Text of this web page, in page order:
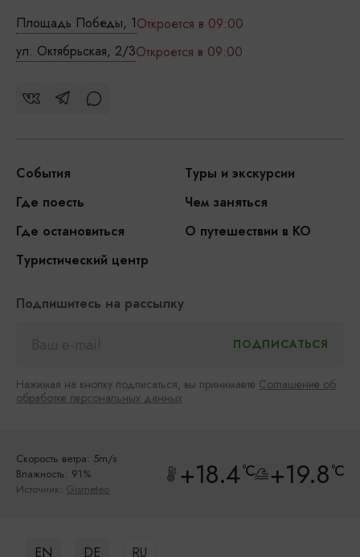
Площадь Победы, 1Откроется в 09:00
ул. Октябрьская, 2/3Откроется в 09:00
События
Туры и экскурсии
Где поесть
Чем заняться
Где остановиться
О путешествии в КО
Туристический центр
Подпишитесь на рассылку
Нажимая на кнопку подписаться, вы принимаете Соглашение об
обработке персональных данных
Скорость ветра: 5m/s
Влажность: 91%
Источник: Gismeteo +18.4°C +19.8°C
EN DE RU